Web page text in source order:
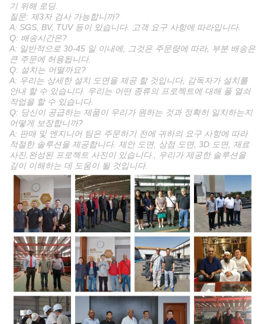
기 위해 로딩.
질문: 제3자 검사 가능합니까?
A: SGS, BV, TUV 등이 있습니다. 고객 요구 사항에 따라입니다.
Q: 배송시간은?
A: 일반적으로 30-45 일 이내에, 그것은 주문량에 따라, 부분 배송은
큰 주문에 허용됩니다.
Q: 설치는 어떨까요?
A: 우리는 상세한 설치 도면을 제공 할 것입니다, 감독자가 설치를
안내 할 수 있습니다. 우리는 어떤 종류의 프로젝트에 대해 풀 열쇠
작업을 할 수 있습니다.
Q: 당신이 공급하는 제품이 우리가 원하는 것과 정확히 일치하는지
어떻게 보장합니까?
A: 판매 및 엔지니어 팀은 주문하기 전에 귀하의 요구 사항에 따라
적절한 솔루션을 제공합니다. 제안 도면, 상점 도면, 3D 도면, 재료
사진,완성된 프로젝트 사진이 있습니다., 우리가 제공한 솔루션을
깊이 이해하는 데 도움이 될 것입니다.